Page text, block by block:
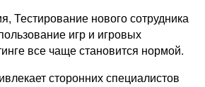
Тестирование нового сотрудника
игр и игровых
все чаще становится нормой.
сторонних специалистов